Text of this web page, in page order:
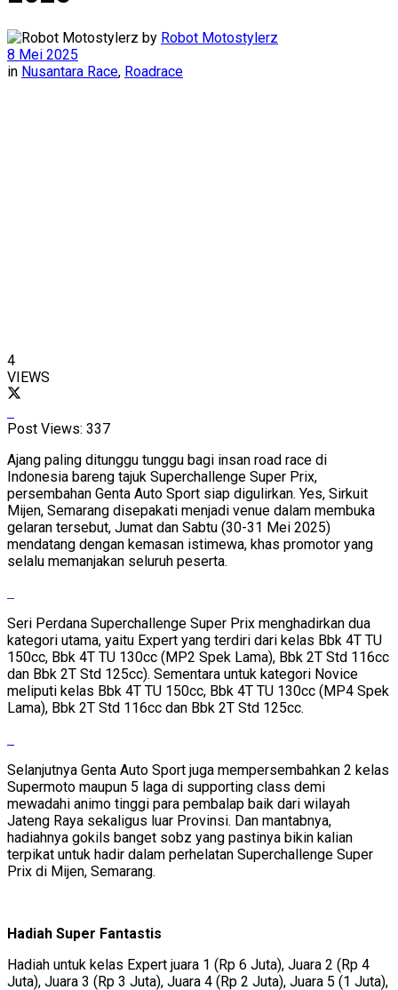
by Robot Motostylerz
8 Mei 2025
in Nusantara Race, Roadrace
4
VIEWS
Post Views: 337
Ajang paling ditunggu tunggu bagi insan road race di
Indonesia bareng tajuk Superchallenge Super Prix,
persembahan Genta Auto Sport siap digulirkan. Yes, Sirkuit
Mijen, Semarang disepakati menjadi venue dalam membuka
gelaran tersebut, Jumat dan Sabtu (30-31 Mei 2025)
mendatang dengan kemasan istimewa, khas promotor yang
selalu memanjakan seluruh peserta.
Seri Perdana Superchallenge Super Prix menghadirkan dua
kategori utama, yaitu Expert yang terdiri dari kelas Bbk 4T TU
150cc, Bbk 4T TU 130cc (MP2 Spek Lama), Bbk 2T Std 116cc
dan Bbk 2T Std 125cc). Sementara untuk kategori Novice
meliputi kelas Bbk 4T TU 150cc, Bbk 4T TU 130cc (MP4 Spek
Lama), Bbk 2T Std 116cc dan Bbk 2T Std 125cc.
Selanjutnya Genta Auto Sport juga mempersembahkan 2 kelas
Supermoto maupun 5 laga di supporting class demi
mewadahi animo tinggi para pembalap baik dari wilayah
Jateng Raya sekaligus luar Provinsi. Dan mantabnya,
hadiahnya gokils banget sobz yang pastinya bikin kalian
terpikat untuk hadir dalam perhelatan Superchallenge Super
Prix di Mijen, Semarang.
Hadiah Super Fantastis
Hadiah untuk kelas Expert juara 1 (Rp 6 Juta), Juara 2 (Rp 4
Juta), Juara 3 (Rp 3 Juta), Juara 4 (Rp 2 Juta), Juara 5 (1 Juta),